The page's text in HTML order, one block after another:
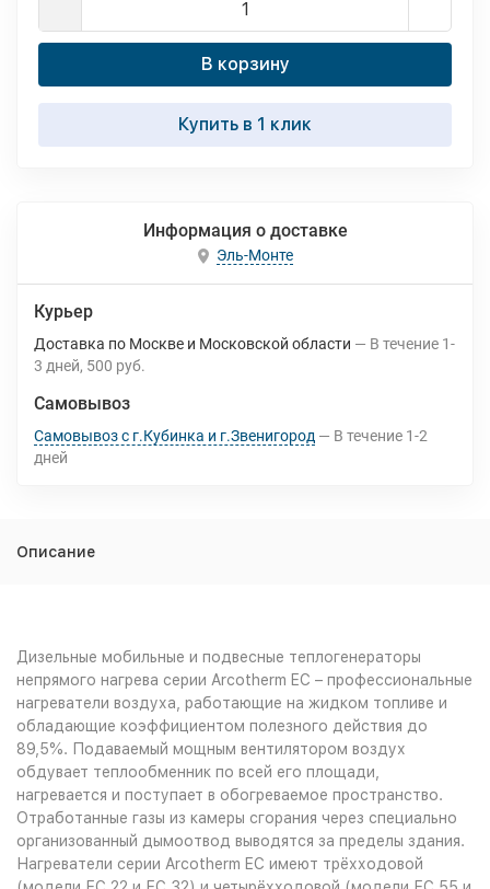
В корзину
Купить в 1 клик
Информация о доставке
Эль-Монте
Курьер
Доставка по Москве и Московской области В течение 1-
3 дней 500 руб.
Самовывоз
Самовывоз с г.Кубинка и г.Звенигород В течение 1-2
дней
Описание
Дизельные мобильные и подвесные теплогенераторы
непрямого нагрева серии Arcotherm EC – профессиональные
нагреватели воздуха, работающие на жидком топливе и
обладающие коэффициентом полезного действия до
89,5%. Подаваемый мощным вентилятором воздух
обдувает теплообменник по всей его площади,
нагревается и поступает в обогреваемое пространство.
Отработанные газы из камеры сгорания через специально
организованный дымоотвод выводятся за пределы здания.
Нагреватели серии Arcotherm EC имеют трёхходовой